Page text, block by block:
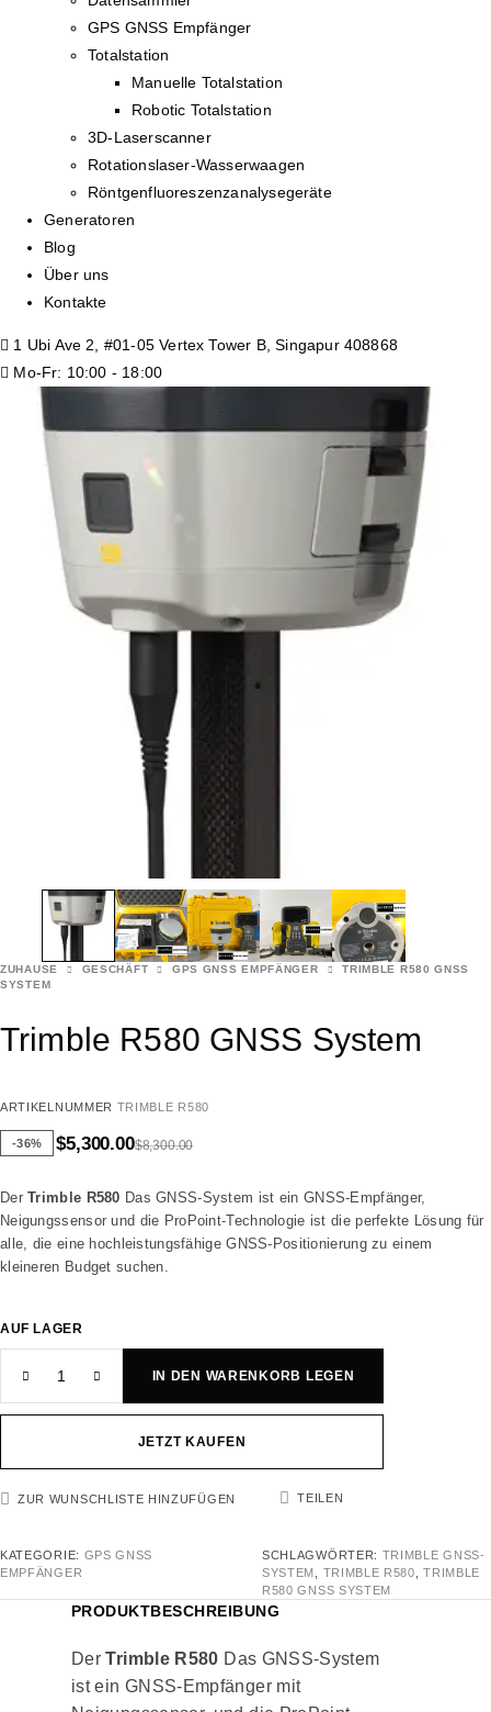
GPS GNSS Empfänger
Totalstation
Manuelle Totalstation
Robotic Totalstation
3D-Laserscanner
Rotationslaser-Wasserwaagen
Röntgenfluoreszenzanalysegeräte
Generatoren
Blog
Über uns
Kontakte
1 Ubi Ave 2, #01-05 Vertex Tower B, Singapur 408868
Mo-Fr: 10:00 - 18:00
ZUHAUSE GESCHÄFT GPS GNSS EMPFÄNGER
TRIMBLE R580 GNSS
SYSTEM
Trimble R580 GNSS System
ARTIKELNUMMER TRIMBLE R580
-36% $8,300.00
$5,300.00
DerTrimble R580 Das GNSS-System ist ein GNSS-Empfänger,
Neigungssensor und die ProPoint-Technologie ist die perfekte Lösung für
alle, die eine hochleistungsfähige GNSS-Positionierung zu einem
kleineren Budget suchen.
AUF LAGER
IN DEN WARENKORB LEGEN
JETZT KAUFEN
ZUR WUNSCHLISTE HINZUFÜGEN TEILEN
KATEGORIE: GPS GNSS
EMPFÄNGER
SCHLAGWÖRTER: TRIMBLE GNSS-
SYSTEM
TRIMBLE R580 ,TRIMBLE
R580 GNSS SYSTEM
PRODUKTBESCHREIBUNG
DerTrimble R580 Das GNSS-System
ist ein GNSS-Empfänger mit